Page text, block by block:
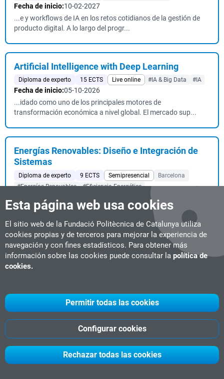
Esta página web usa cookies
El sitio web de la Fundació Politècnica de Catalunya utiliza
cookies propias y de terceros para mejorar la experiencia de
navegación y con fines estadísticos. Para obtener más
información sobre las cookies puede consultar la política de
cookies.
Rechazar todas las cookies
Configurar cookies
Permitir todas las cookies
Fecha de inicio:10-02-2027
...e y workflows de IA en los retos cotidianos de la gestión de
producto digital. A lo largo del progr...
Artificial Intelligence with Deep Learning
Diploma de experto 15 ECTS Live online #IA & Big Data #IA
Fecha de inicio:05-10-2026
...idado como uno de los principales motores de
transformación económica a nivel global. El mercado sup...
Energías Renovables: Diseño e Integración de
Sistemas
Diploma de experto 9 ECTS Semipresencial
Barcelona
#Energías Renovables
#Eficiencia Energética
...ltaica y la energía eólica, para avanzar hacia la gestión
Inteligencia Artificial Aplicada al Sector
Ferroviario
22-01-2027
...A en ámbitos como el mantenimiento predictivo, la gestión de
activos, la planificación o la optimiza...
Programas de Mejora Lean Six Sigma. Nivel